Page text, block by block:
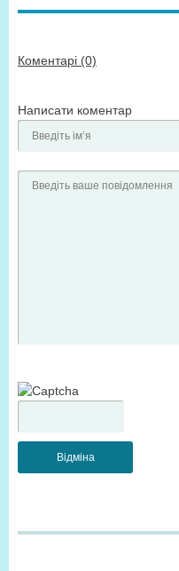
Коментарі (0)
Написати коментар